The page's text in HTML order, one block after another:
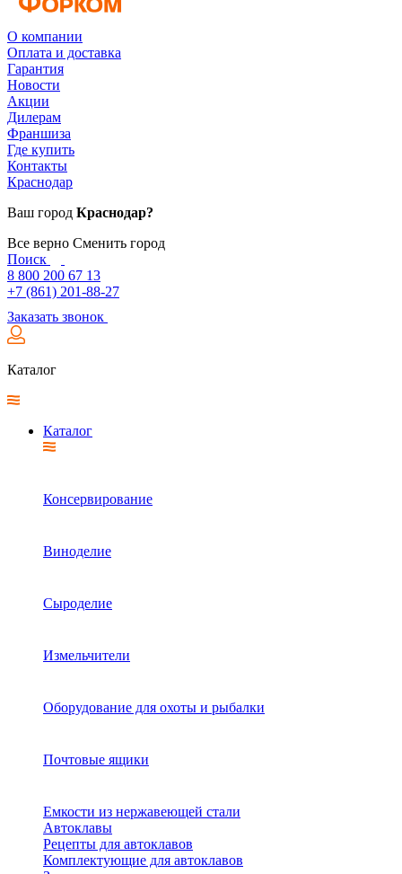
О компании
Оплата и доставка
Гарантия
Новости
Акции
Дилерам
Франшиза
Где купить
Контакты
Краснодар
Ваш город Краснодар?
Все верно Сменить город
Поиск
8 800 200 67 13
+7 (861) 201-88-27
Заказать звонок
Каталог
Каталог
Консервирование
Виноделие
Сыроделие
Измельчители
Оборудование для охоты и рыбалки
Почтовые ящики
Емкости из нержавеющей стали
Автоклавы
Рецепты для автоклавов
Комплектующие для автоклавов